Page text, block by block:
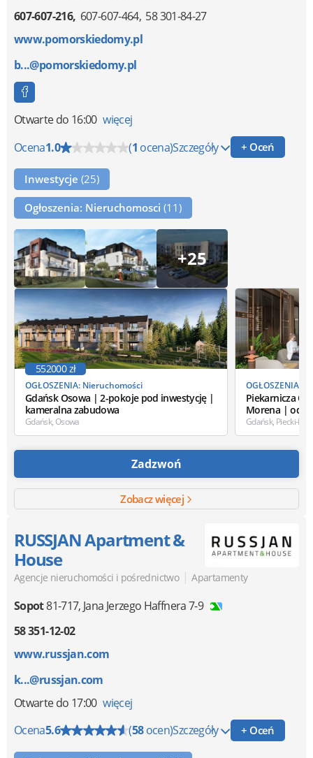
607-607-216 607-607-464 58 301-84-27
www.pomorskiedomy.pl
b...@pomorskiedomy.pl
Otwartedo 16:00 więcej
Ocena1.0 (1 ocena)Szczegóły + Oceń
Inwestycje (25)
Ogłoszenia: Nieruchomosci (11)
+25
OGŁOSZENIA: Nieruchomości
Gdańsk Osowa | 2-pokoje pod inwestycję |
kameralna zabudowa
552000 zł
Gdańsk, Osowa
OGŁOSZENIA:
Piekarnicza
Morena | od...
Gdańsk, Piecki-
Zadzwoń
Zobacz więcej
RUSSJAN Apartment &
House
Agencje nieruchomości i pośrednictwo | Apartamenty
Sopot81-717, Jana Jerzego Haffnera 7-9
58 351-12-02
www.russjan.com
k...@russjan.com
Otwartedo 17:00 więcej
Ocena5.6 (58ocen)Szczegóły + Oceń